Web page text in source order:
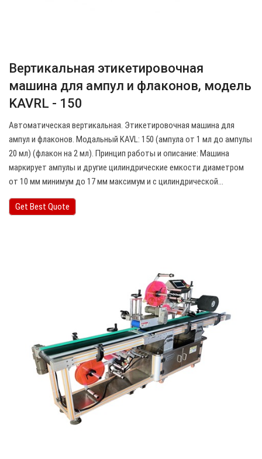
Вертикальная этикетировочная
машина для ампул и флаконов, модель
KAVRL - 150
Автоматическая вертикальная. Этикетировочная машина для
ампул и флаконов. Модальный KAVL: 150 (ампула от 1 мл до ампулы
20 мл) (флакон на 2 мл). Принцип работы и описание: Машина
маркирует ампулы и другие цилиндрические емкости диаметром
от 10 мм минимум до 17 мм максимум и с цилиндрической…
Get Best Quote